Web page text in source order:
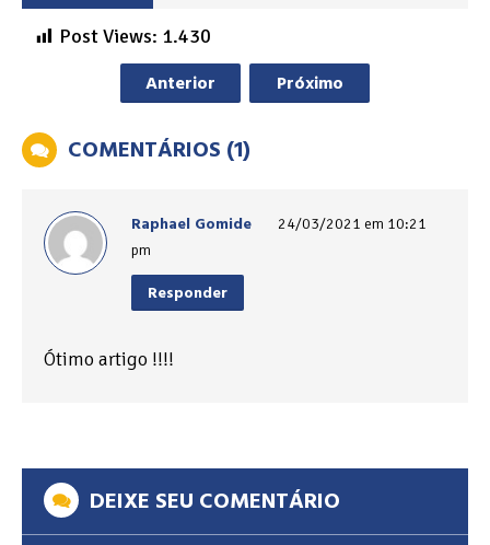
Post Views: 1.430
Anterior Próximo
COMENTÁRIOS (1)
Raphael Gomide
24/03/2021 em 10:21
pm
Responder
Ótimo artigo !!!!
DEIXE SEU COMENTÁRIO